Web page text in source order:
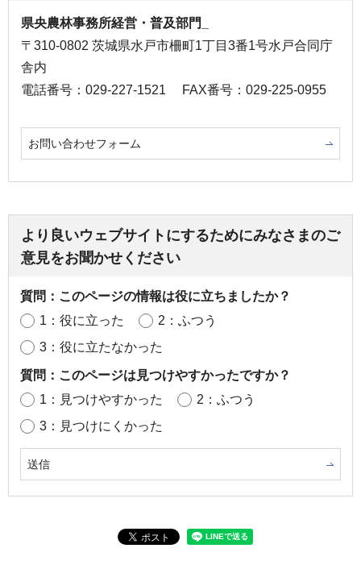
県央農林事務所経営・普及部門_
〒310-0802 茨城県水戸市柵町1丁目3番1号水戸合同庁
舎内
電話番号：029-227-1521
FAX番号：029-225-0955
お問い合わせフォーム
より良いウェブサイトにするためにみなさまのご
意見をお聞かせください
質問：このページの情報は役に立ちましたか？
1：役に立った
2：ふつう
3：役に立たなかった
質問：このページは見つけやすかったですか？
1：見つけやすかった
2：ふつう
3：見つけにくかった